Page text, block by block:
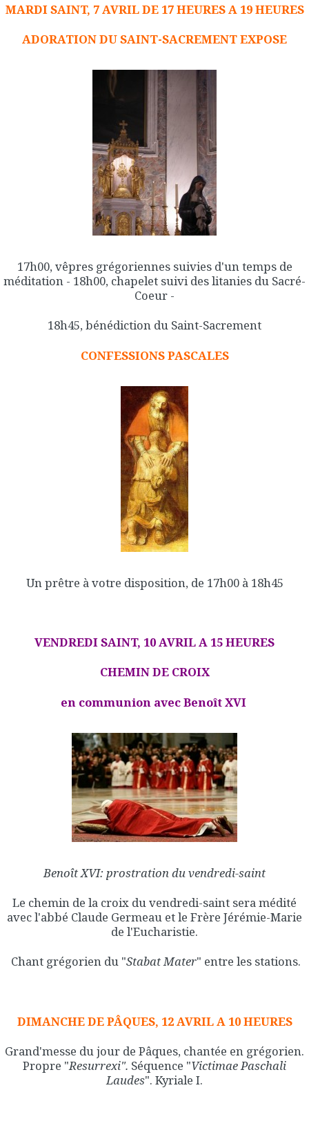
MARDI SAINT, 7 AVRIL DE 17 HEURES A 19 HEURES
ADORATION DU SAINT-SACREMENT EXPOSE
17h00, vêpres grégoriennes suivies d'un temps de
méditation - 18h00, chapelet suivi des litanies du Sacré-
Coeur -
18h45, bénédiction du Saint-Sacrement
CONFESSIONS PASCALES
Un prêtre à votre disposition, de 17h00 à 18h45
VENDREDI SAINT, 10 AVRIL A 15 HEURES
CHEMIN DE CROIX
en communion avec Benoît XVI
Benoît XVI: prostration du vendredi-saint
Le chemin de la croix du vendredi-saint sera médité
avec l'abbé Claude Germeau et le Frère Jérémie-Marie
de l'Eucharistie.
Chant grégorien du "Stabat Mater" entre les stations.
DIMANCHE DE PÂQUES, 12 AVRIL A 10 HEURES
Grand'messe du jour de Pâques, chantée en grégorien.
Propre "Resurrexi". Séquence "Victimae Paschali
Laudes". Kyriale I.